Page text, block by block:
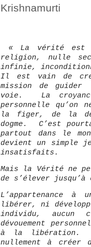
Krishnamurti
« La vérité est
religion, nulle
infinie,
Il est vain de
mission de guider
voie. La
personnelle qu’on
la figer, de la
dogme. C’est
partout dans le
devient un simple
insatisfaits.
Mais la Vérité ne
de s’élever
L’appartenance à
libérer, ni
individu, aucun
dévouement
à la libération.
nullement à créer